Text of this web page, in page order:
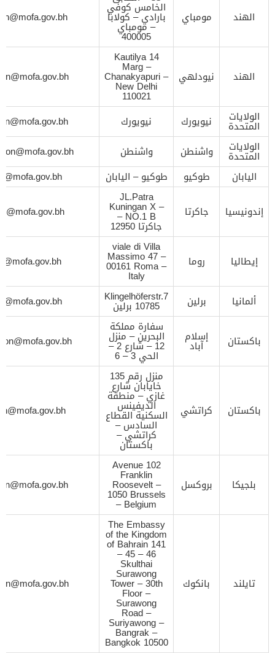
الهند مومباي
الخامس كوفي
بارادي – كولابا
– مومباي
400005
الهند نيودلهي
14 Kautilya
Marg –
Chanakyapuri –
New Delhi
110021
الولايات
المتحدة نيويورك نيويورك
الولايات
المتحدة واشنطن واشنطن
اليابان
طوكيو طوكيو – اليابان
إندونيسيا جاكرتا
JL.Patra
Kuningan X –
NO.1 B –
جاكرتا 12950
إيطاليا روما
viale di Villa
Massimo 47 –
00161 Roma –
Italy
ألمانيا برلين Klingelhöferstr.7
10785 برلين
باكستان إسلام
آباد
سفارة مملكة
البحرين – منزل
12 – شارع 2 –
الحي 3 – 6
باكستان كراتشي
منزل رقم 135
خايابان شارع
غازي – منطقة
الديفينس
السكنية القطاع
السادس –
كراتشي –
باكستان
بلجيكا بروكسل
102 Avenue
Franklin
Roosevelt –
1050 Brussels
– Belgium
تايلند بانكوك
The Embassy
of the Kingdom
of Bahrain 141
– 45 – 46
Skulthai
Surawong
Tower – 30th
Floor –
Surawong
Road –
Suriyawong –
Bangrak –
Bangkok 10500